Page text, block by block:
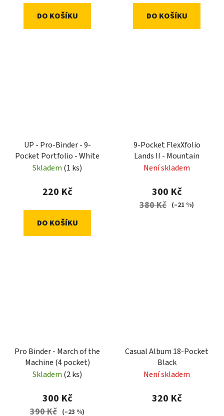
DO KOŠÍKU DO KOŠÍKU
UP - Pro-Binder - 9-
Pocket Portfolio - White
Skladem (1 ks)
220 Kč
DO KOŠÍKU
9-Pocket FlexXfolio
Lands II - Mountain
Není skladem
300 Kč
380 Kč (–21 %)
Pro Binder - March of the
Machine (4 pocket)
Skladem (2 ks)
300 Kč
390 Kč (–23 %)
Casual Album 18-Pocket
Black
Není skladem
320 Kč